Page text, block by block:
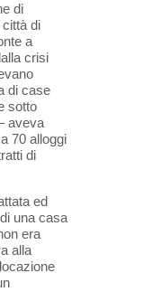
di
di
a
crisi
di case
sotto
aveva
70 alloggi
di
ed
una casa
era
alla